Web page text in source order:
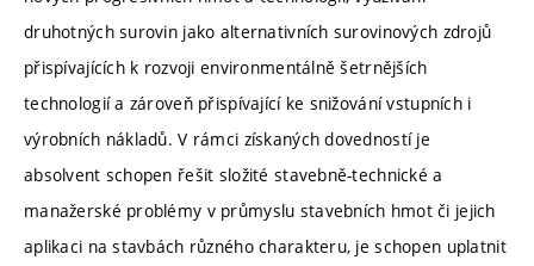
druhotných surovin jako alternativních surovinových zdrojů
přispívajících k rozvoji environmentálně šetrnějších
technologií a zároveň přispívající ke snižování vstupních i
výrobních nákladů. V rámci získaných dovedností je
absolvent schopen řešit složité stavebně-technické a
manažerské problémy v průmyslu stavebních hmot či jejich
aplikaci na stavbách různého charakteru, je schopen uplatnit